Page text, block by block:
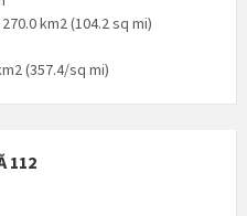
km2 (104.2 sq mi)
(357.4/sq mi)
112